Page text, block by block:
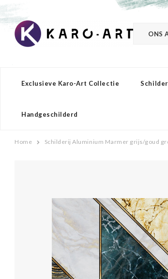
ONS
Exclusieve Karo-Art Collectie
Handgeschilderd
Home Schilderij Aluminium Marmer grijs/goud